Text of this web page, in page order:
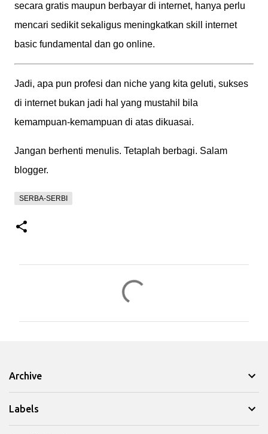
secara gratis maupun berbayar di internet, hanya perlu
mencari sedikit sekaligus meningkatkan skill internet
basic fundamental dan go online.
Jadi, apa pun profesi dan niche yang kita geluti, sukses
di internet bukan jadi hal yang mustahil bila
kemampuan-kemampuan di atas dikuasai.
Jangan berhenti menulis. Tetaplah berbagi. Salam
blogger.
SERBA-SERBI
Archive
Labels